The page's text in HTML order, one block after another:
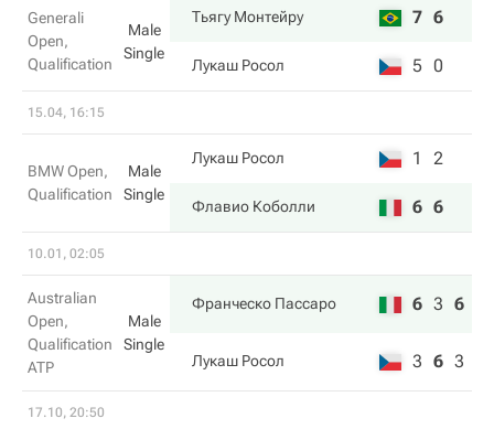
Generali
Open,
Qualification
Male
Single
Тьягу Монтейру 7 6
Лукаш Росол 5 0
15.04, 16:15
BMW Open,
Qualification
Male
Single
Лукаш Росол 1 2
Флавио Коболли 6 6
10.01, 02:05
Australian
Open,
Qualification
ATP
Male
Single
Франческо Пассаро 6 3 6
Лукаш Росол 3 6 3
17.10, 20:50